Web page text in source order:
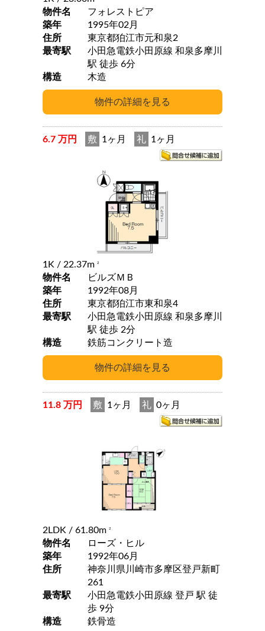
物件名
フォレストピア
築年
1995年02月
住所
東京都狛江市元和泉2
最寄駅
小田急電鉄小田原線 和泉多摩川
駅 徒歩 6分
構造
木造
6.7 万円 敷 1ヶ月 礼 1ヶ月
1K / 22.37m 2
物件名
ビルズＭＢ
築年
1992年08月
住所
東京都狛江市東和泉4
最寄駅
小田急電鉄小田原線 和泉多摩川
駅 徒歩 2分
構造
鉄筋コンクリート造
11.8 万円 敷 1ヶ月 礼 0ヶ月
2LDK / 61.80m 2
物件名
ローズ・ヒル
築年
1992年06月
住所
神奈川県川崎市多摩区登戸新町
261
最寄駅
小田急電鉄小田原線 登戸 駅 徒
歩 9分
構造
鉄骨造